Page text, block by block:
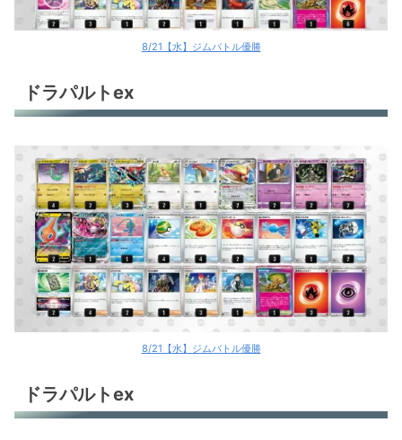
8/21【水】ジムバトル優勝
ドラパルトex
8/21【水】ジムバトル優勝
ドラパルトex